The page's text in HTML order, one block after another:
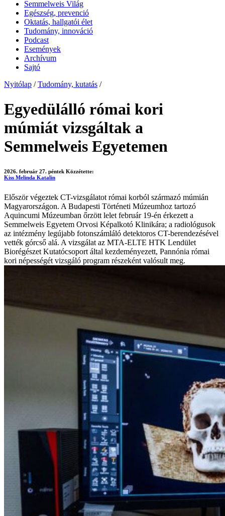
Semmelweis Világ
Egészség, prevenció
Oktatás, hallgatói élet
Tudomány, innováció
Podcast
Események
Archívum
Sajtó
Nyitólap / Tudomány, kutatás /
Egyedülálló római kori
múmiát vizsgáltak a
Semmelweis Egyetemen
2026. február 27. péntek Közzétette:
Kiss Melinda Katalin
Először végeztek CT-vizsgálatot római korból származó múmián
Magyarországon. A Budapesti Történeti Múzeumhoz tartozó
Aquincumi Múzeumban őrzött lelet február 19-én érkezett a
Semmelweis Egyetem Orvosi Képalkotó Klinikára; a radiológusok
az intézmény legújabb fotonszámláló detektoros CT-berendezésével
vették górcső alá. A vizsgálat az MTA-ELTE HTK Lendület
Biorégészet Kutatócsoport által kezdeményezett, Pannónia római
kori népességét vizsgáló program részeként valósult meg.